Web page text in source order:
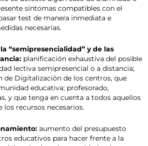
síntomas compatibles con el
test de manera inmediata e
necesarias.
“semipresencialidad” y de las
planificación exhaustiva del posible
lectiva semipresencial o a distancia;
de Digitalización de los centros, que
educativa; profesorado,
y que tenga en cuenta a todos aquellos
los recursos necesarios.
aumento del presupuesto
educativos para hacer frente a la